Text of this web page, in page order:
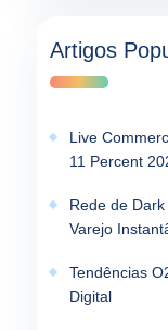
Artigos
Live
11 Percent
Rede de
Varejo
Tendências
Digital